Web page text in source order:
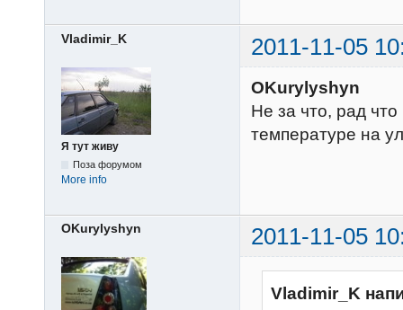
Vladimir_K 2011-11-05
Я тут живу
Поза форумом
More info
OKurylyshyn
Не за что, рад
температуре на
OKurylyshyn 2011-11-05
Vladimir_K